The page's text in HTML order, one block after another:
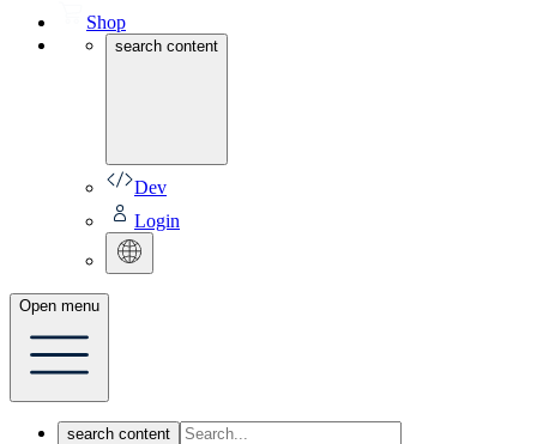
Shop
search content
Dev
Login
Open menu
search content